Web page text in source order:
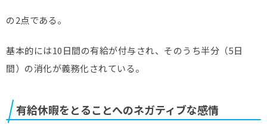
の2点である。
基本的には10日間の有給が付与され、そのうち半分（5日
間）の消化が義務化されている。
有給休暇をとることへのネガティブな感情